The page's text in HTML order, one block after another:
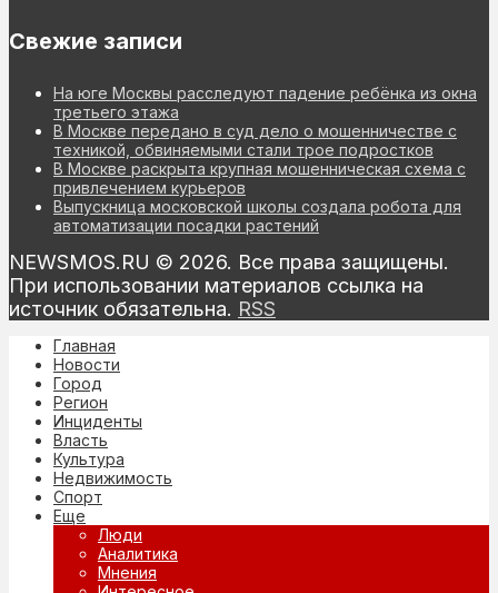
Свежие записи
На юге Москвы расследуют падение ребёнка из окна
третьего этажа
В Москве передано в суд дело о мошенничестве с
техникой, обвиняемыми стали трое подростков
В Москве раскрыта крупная мошенническая схема с
привлечением курьеров
Выпускница московской школы создала робота для
автоматизации посадки растений
NEWSMOS.RU © 2026. Все права защищены.
При использовании материалов ссылка на
источник обязательна. RSS
Главная
Новости
Город
Регион
Инциденты
Власть
Культура
Недвижимость
Спорт
Еще
Люди
Аналитика
Мнения